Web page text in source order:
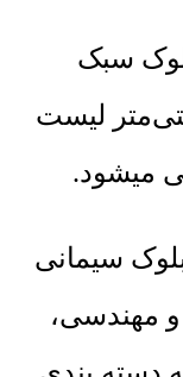
سبک
در 20 در 40 سانتی‌متر لیست
میشود.
سیمانی
مهندسی،